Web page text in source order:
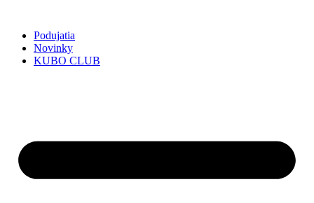
obsah
Podujatia
Novinky
KUBO CLUB